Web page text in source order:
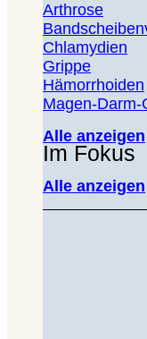
Arthrose
Chlamydien
Grippe
Hämorrhoiden
Magen-Darm-
Alle anzeigen
Im Fokus
Alle anzeigen